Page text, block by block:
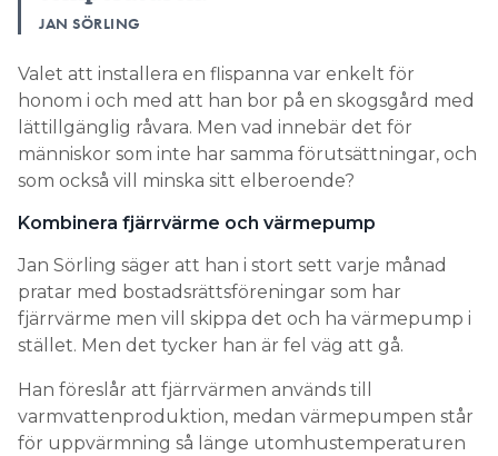
JAN SÖRLING
Valet att installera en flispanna var enkelt för
honom i och med att han bor på en skogsgård med
lättillgänglig råvara. Men vad innebär det för
människor som inte har samma förutsättningar, och
som också vill minska sitt elberoende?
Kombinera fjärrvärme och värmepump
Jan Sörling säger att han i stort sett varje månad
pratar med bostadsrättsföreningar som har
fjärrvärme men vill skippa det och ha värmepump i
stället. Men det tycker han är fel väg att gå.
Han föreslår att fjärrvärmen används till
varmvattenproduktion, medan värmepumpen står
för uppvärmning så länge utomhustemperaturen